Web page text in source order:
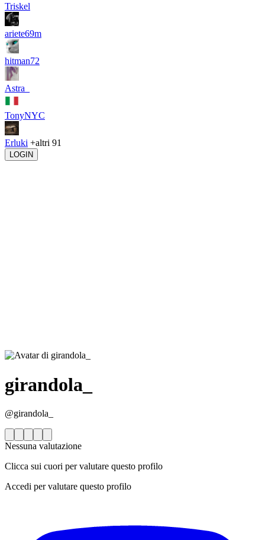
Triskel
ariete69m
hitman72
Astra_
TonyNYC
Erluki +altri 91
LOGIN
girandola_
@girandola_
Nessuna valutazione
Clicca sui cuori per valutare questo profilo
Accedi per valutare questo profilo